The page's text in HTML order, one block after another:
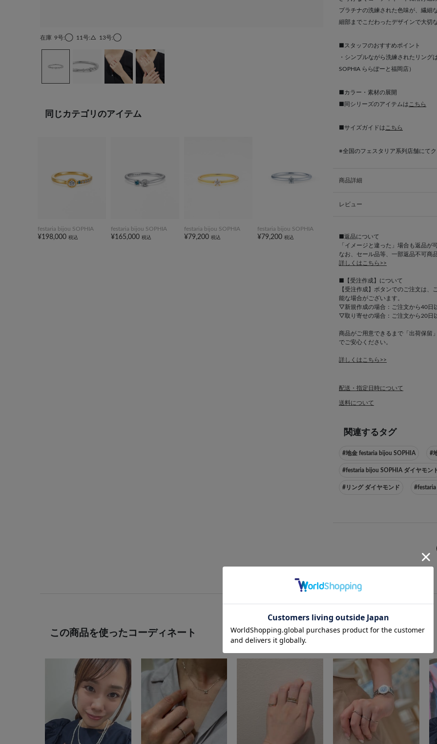
在庫 9号:◯ 11号:△ 13号:◯
同じカテゴリのアイテム
festaria bijou SOPHIA
¥198,000 税込
festaria bijou SOPHIA
¥165,000 税込
festaria bijou SOPHIA
¥79,200 税込
festaria bijou SOPHIA
¥79,200 税込
プラチナの洗練された色味が、繊細
細部までこだわったデザインで大切
■スタッフのおすすめポイント
・シンプルながら洗練されたリン
SOPHIA ららぽーと福岡店）
■カラー・素材の展開
■同シリーズのアイテムは こちら
■サイズガイドは こちら
※全国のフェスタリア系列店舗にて
商品詳細
レビュー
■返品について
「イメージと違った」場合も返品が
なお、セール品等、一部返品不可商
詳しくはこちら>>
■【受注作成】について
【受注作成】ボタンでのご注文は
能な場合がございます。
▽新規作成の場合：ご注文から40日
▽取り寄せの場合：ご注文から20日
商品がご用意できるまで「出荷保留
でご安心ください。
詳しくはこちら>>
配送・指定日時について
送料について
関連するタグ
#地金 festaria bijou SOPHIA #
#festaria bijou SOPHIA ダイヤモン
#リング ダイヤモンド
この商品を使ったコーディネート